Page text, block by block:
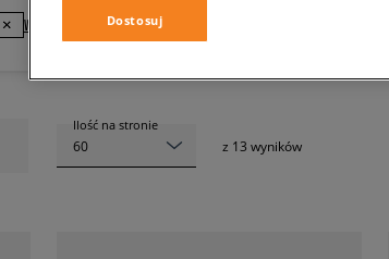
Ilość na stronie
60 z 13 wyników
WYCZYŚĆ FILTRYDostosuj